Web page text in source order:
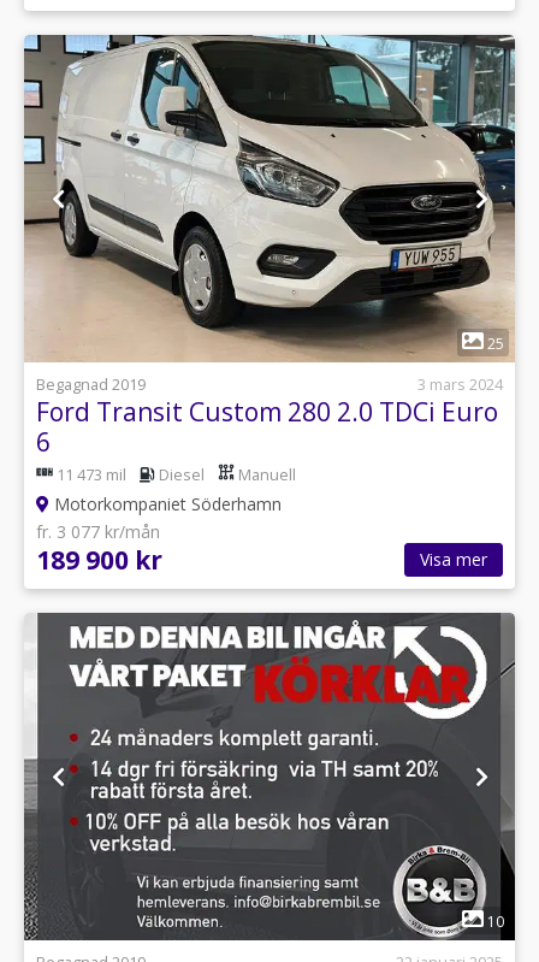
1
25
Begagnad 2019
3 mars 2024
Ford Transit Custom 280 2.0 TDCi Euro
6
11 473 mil Diesel Manuell
Motorkompaniet Söderhamn
fr. 3 077 kr/mån
189 900 kr Visa mer
1
10